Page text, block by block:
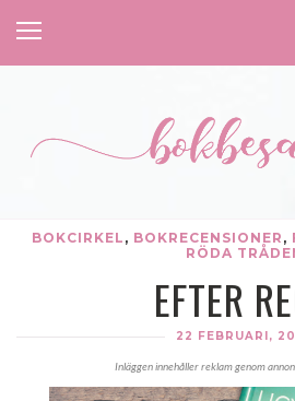
BOKCIRKEL , BOKRECENSIONER ,
RÖDA
EFTER
22 FEBRUARI,
Inläggen innehåller reklam genom